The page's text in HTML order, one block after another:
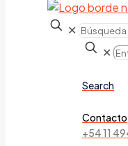
✕
✕
Search
Contacto
+54 11